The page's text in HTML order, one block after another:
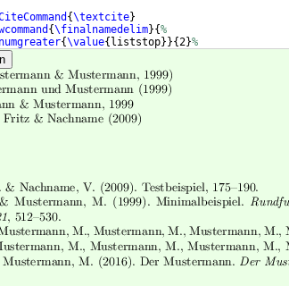
{\textcite}
{\finalnamedelim}{%
{\value{ liststop}}{2}%